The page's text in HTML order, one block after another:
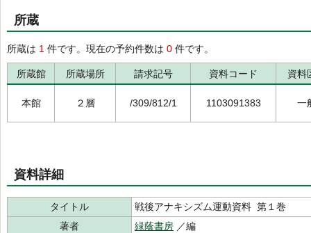
所蔵
所蔵は 1 件です。現在の予約件数は 0 件です。
所蔵館 所蔵場所 請求記号 資料コード 資料
本館 ２層 /309/812/1 1103091383 一
資料詳細
タイトル
戦後アナキシズム運動資料 第１巻
著者
緑蔭書房 ／編